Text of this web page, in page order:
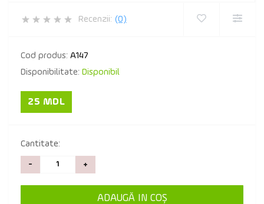
Recenzii: (0)
Cod produs: A147
Disponibilitate: Disponibil
25 MDL
Cantitate:
- +
ADAUGĂ IN COŞ